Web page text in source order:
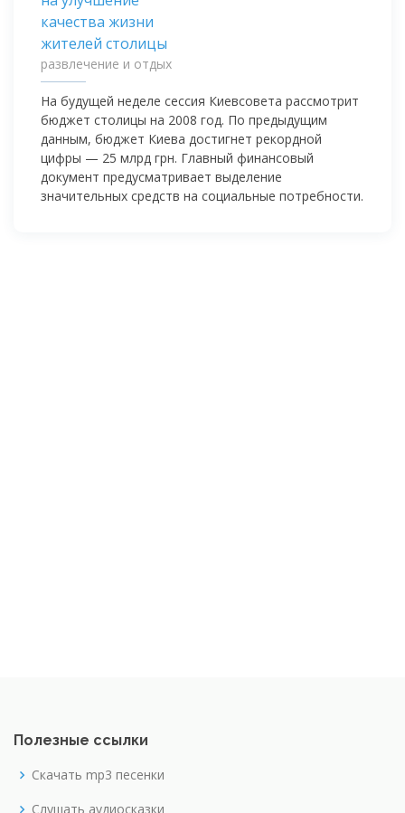
развлечение и отдых
На будущей неделе сессия Киевсовета рассмотрит
бюджет столицы на 2008 год. По предыдущим
данным, бюджет Киева достигнет рекордной
цифры — 25 млрд грн. Главный финансовый
документ предусматривает выделение
значительных средств на социальные потребности.
Полезные ссылки
Скачать mp3 песенки
Слушать аудиосказки